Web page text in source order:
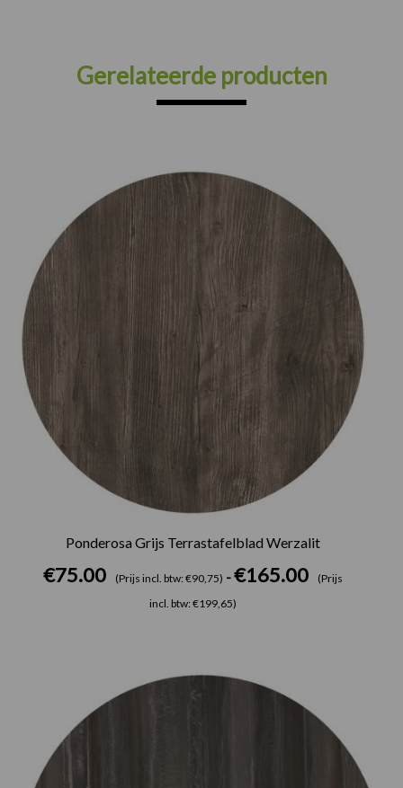
Gerelateerde producten
Ponderosa Grijs Terrastafelblad Werzalit
€75.00 (Prijs incl. btw: €90,75) - €165.00
(Prijs
incl. btw: €199,65)
Prijsklasse:
€75.00
€165.00
Prijsklasse:
€75.00